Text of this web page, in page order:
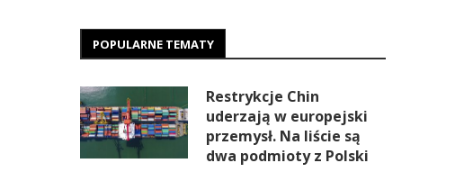
POPULARNE TEMATY
Restrykcje Chin
uderzają w europejski
przemysł. Na liście są
dwa podmioty z Polski